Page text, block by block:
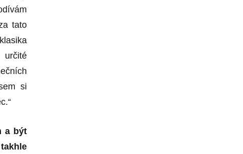
tato
si
a být